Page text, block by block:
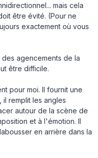
mais cela
être évité. (Pour ne
exactement où vous
agencements de la
être difficile.
pour moi. Il fournit une
remplit les angles
autour de la scène de
et à l'émotion. Il
en arrière dans la